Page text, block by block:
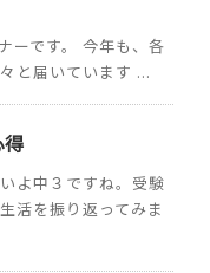
ーです。 今年も、各
と届いています ...
よ中３ですね。受験
活を振り返ってみま